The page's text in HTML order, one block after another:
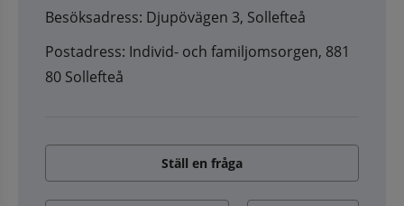
Besöksadress: Djupövägen 3, Sollefteå
Postadress: Individ- och familjomsorgen, 881
80 Sollefteå
Ställ en fråga